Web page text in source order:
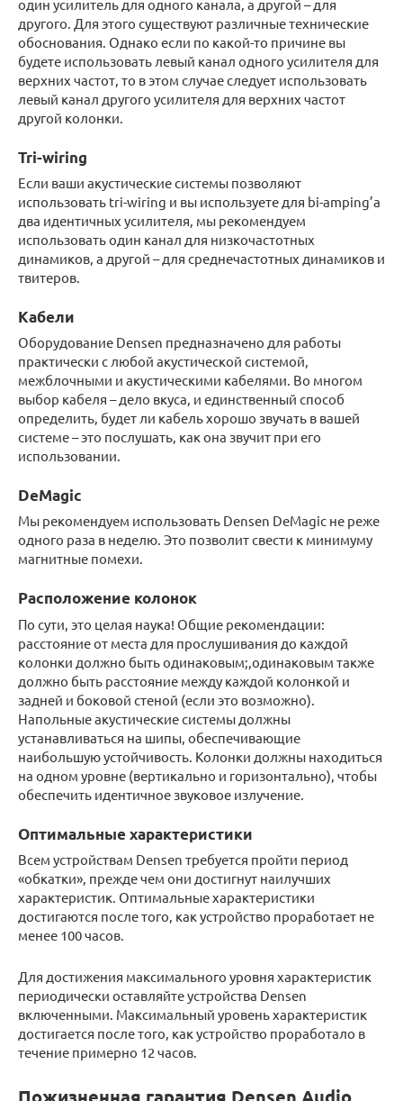
один усилитель для одного канала, а другой – для
другого. Для этого существуют различные технические
обоснования. Однако если по какой-то причине вы
будете использовать левый канал одного усилителя для
верхних частот, то в этом случае следует использовать
левый канал другого усилителя для верхних частот
другой колонки.
Tri-wiring
Если ваши акустические системы позволяют
использовать tri-wiring и вы используете для bi-amping’а
два идентичных усилителя, мы рекомендуем
использовать один канал для низкочастотных
динамиков, а другой – для среднечастотных динамиков и
твитеров.
Кабели
Оборудование Densen предназначено для работы
практически с любой акустической системой,
межблочными и акустическими кабелями. Во многом
выбор кабеля – дело вкуса, и единственный способ
определить, будет ли кабель хорошо звучать в вашей
системе – это послушать, как она звучит при его
использовании.
DeMagic
Мы рекомендуем использовать Densen DeMagic не реже
одного раза в неделю. Это позволит свести к минимуму
магнитные помехи.
Расположение колонок
По сути, это целая наука! Общие рекомендации:
расстояние от места для прослушивания до каждой
колонки должно быть одинаковым;,одинаковым также
должно быть расстояние между каждой колонкой и
задней и боковой стеной (если это возможно).
Напольные акустические системы должны
устанавливаться на шипы, обеспечивающие
наибольшую устойчивость. Колонки должны находиться
на одном уровне (вертикально и горизонтально), чтобы
обеспечить идентичное звуковое излучение.
Оптимальные характеристики
Всем устройствам Densen требуется пройти период
«обкатки», прежде чем они достигнут наилучших
характеристик. Оптимальные характеристики
достигаются после того, как устройство проработает не
менее 100 часов.
Для достижения максимального уровня характеристик
периодически оставляйте устройства Densen
включенными. Максимальный уровень характеристик
достигается после того, как устройство проработало в
течение примерно 12 часов.